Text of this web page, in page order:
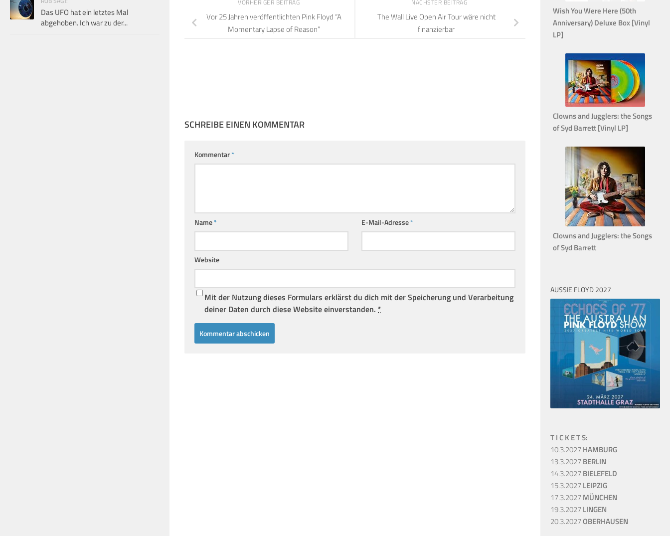
NÄCHSTER BEITRAG
The Wall Live Open Air Tour wäre nicht
finanzierbar
VORHERIGER BEITRAG
Vor 25 Jahren veröffentlichten Pink Floyd “A
Momentary Lapse of Reason”
SCHREIBE EINEN KOMMENTAR
Kommentar*
Name* E-Mail-Adresse*
Website
Mit der Nutzung dieses Formulars erklärst du dich mit der Speicherung und Verarbeitung
deiner Daten durch diese Website einverstanden. *
Das UFO hat ein letztes Mal
abgehoben. Ich war zu der...
Wish You Were Here (50th
Anniversary) Deluxe Box [Vinyl
LP]
Clowns and Jugglers: the Songs
of Syd Barrett [Vinyl LP]
Clowns and Jugglers: the Songs
of Syd Barrett
AUSSIE FLOYD 2027
T I C K E T S:
10.3.2027HAMBURG
13.3.2027BERLIN
14.3.2027BIELEFELD
15.3.2027LEIPZIG
17.3.2027MÜNCHEN
19.3.2027LINGEN
20.3.2027OBERHAUSEN